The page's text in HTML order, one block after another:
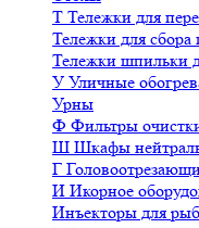
Т Тележки для
Тележки для сбора
Тележки шпильки
У Уличные
Урны
Ф Фильтры
Ш Шкафы
Г
И Икорное
Инъекторы для